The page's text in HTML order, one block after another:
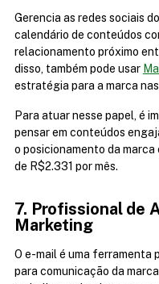
Gerencia as redes sociais
calendário de conteúdos
relacionamento próximo
disso, também pode usar
estratégia para a marca
Para atuar nesse papel, é
pensar em conteúdos
o posicionamento da marca
de R$2.331 por mês.
7. Profissional de
Marketing
O e-mail é uma ferramenta
para comunicação da